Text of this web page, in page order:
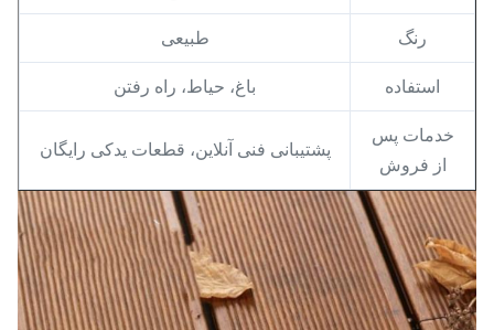
رنگ طبیعی
استفاده باغ، حیاط، راه رفتن
خدمات پس
از فروش
پشتیبانی فنی آنلاین، قطعات یدکی رایگان